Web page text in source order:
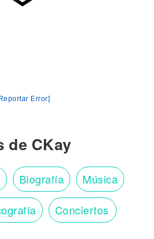
Error]
de CKay
Biografía Música
Conciertos